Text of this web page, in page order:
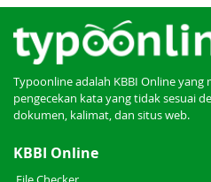
Typoonline adalah KBBI Online yang
pengecekan kata yang tidak sesuai
dokumen, kalimat, dan situs web.
KBBI Online